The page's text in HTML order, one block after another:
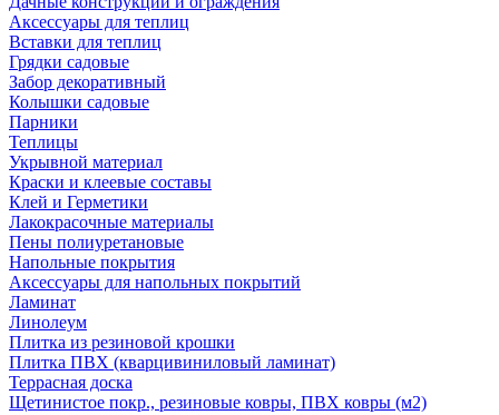
Аксессуары для теплиц
Вставки для теплиц
Грядки садовые
Забор декоративный
Колышки садовые
Парники
Теплицы
Укрывной материал
Краски и клеевые составы
Клей и Герметики
Лакокрасочные материалы
Пены полиуретановые
Напольные покрытия
Аксессуары для напольных покрытий
Ламинат
Линолеум
Плитка из резиновой крошки
Плитка ПВХ (кварцивиниловый ламинат)
Террасная доска
Щетинистое покр., резиновые ковры, ПВХ ковры (м2)